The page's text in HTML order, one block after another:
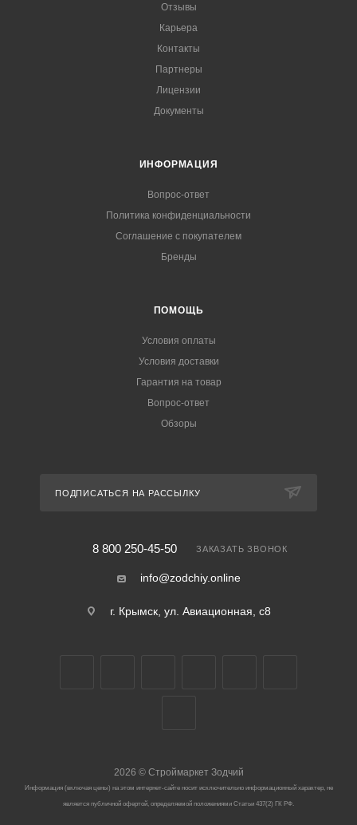
Отзывы
Карьера
Контакты
Партнеры
Лицензии
Документы
ИНФОРМАЦИЯ
Вопрос-ответ
Политика конфиденциальности
Соглашение с покупателем
Бренды
ПОМОЩЬ
Условия оплаты
Условия доставки
Гарантия на товар
Вопрос-ответ
Обзоры
ПОДПИСАТЬСЯ НА РАССЫЛКУ
8 800 250-45-50 ЗАКАЗАТЬ ЗВОНОК
info@zodchiy.online
г. Крымск, ул. Авиационная, с8
2026 ©Строймаркет Зодчий
Информация (включая цены) на этом интернет-сайте носит исключительно информационный характер, не
является публичной офертой, определяемой положениями Статьи 437(2) ГК РФ.